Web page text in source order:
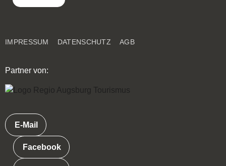
IMPRESSUM DATENSCHUTZ AGB
Partner von:
E-Mail
Facebook